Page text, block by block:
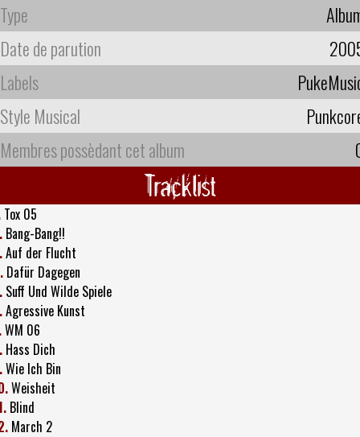
Type
Date de parution
Labels
Style Musical
Membres possèdant cet album
Tracklist
Tox 05
Bang-Bang!!
Auf der Flucht
Dafür Dagegen
Suff Und Wilde Spiele
Agressive Kunst
WM 06
Hass Dich
Wie Ich Bin
Weisheit
Blind
March 2